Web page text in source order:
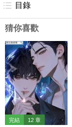
目錄
猜你喜歡
完結 12 章